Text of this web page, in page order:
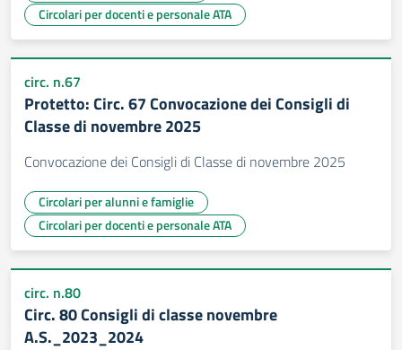
Circolari per docenti e personale ATA
circ. n.67
Protetto: Circ. 67 Convocazione dei Consigli di
Classe di novembre 2025
Convocazione dei Consigli di Classe di novembre 2025
Circolari per alunni e famiglie
Circolari per docenti e personale ATA
circ. n.80
Circ. 80 Consigli di classe novembre
A.S._2023_2024